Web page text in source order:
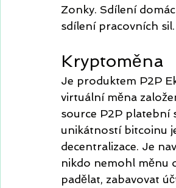
Zonky. Sdílení
sdílení pracovních sil.
Kryptoměna
Je produktem P2P
virtuální měna
source P2P platební
unikátností bitcoinu
decentralizace. Je
nikdo nemohl měnu
padělat, zabavovat